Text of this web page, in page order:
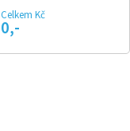
Celkem Kč
0,-
MAGAZÍN